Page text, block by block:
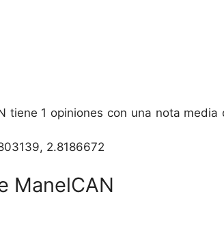
tiene 1 opiniones con una nota media
2.8186672
ManelCAN